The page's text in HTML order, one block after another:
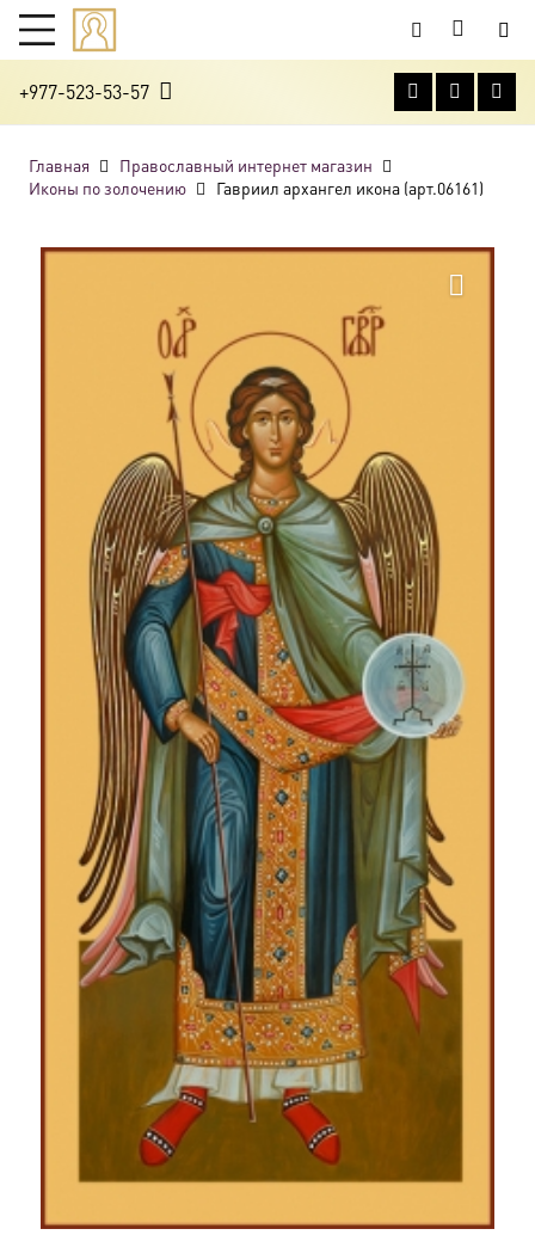
+977-523-53-57
Главная
Православный интернет магазин
Иконы по золочению
Гавриил архангел икона (арт.06161)